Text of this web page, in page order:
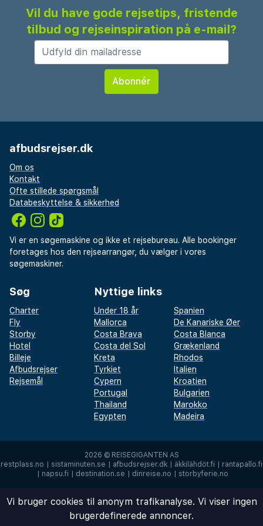
Det er nemt at holde træningen i gang med både
indendørs og udendørs fitnessmuligheder. I
hotellets spa kan du slappe af, f.eks. ved at prøve
hammam. De forskellige spabehandlinger henter
inspiration fra Marokko og dufter af arganolie og
Vil du have gode rejsetips, fristende
tilbud og rejseinspiration på e-mail?
afbudsrejser.dk
Om os
Kontakt
Ofte stillede spørgsmål
Databeskyttelse & sikkerhed
Vi er en søgemaskine og ikke et rejsebureau. Alle bookinger
foretages hos den rejsearrangør, du vælger i vores
søgemaskiner.
Søg
Charter
Fly
Storby
Hotel
Billeje
Afbudsrejser
Rejsemål
Nyttige links
Under 18 år
Spanien
Mallorca
De Kanariske Øer
Costa Brava
Costa Blanca
Costa del Sol
Grækenland
Kreta
Rhodos
Tyrkiet
Italien
Cypern
Kroatien
Portugal
Bulgarien
Thailand
Marokko
Egypten
Madeira
2026 © REISEGIGANTEN AS
restplass.no
sistaminuten.se afbudsrejser.dk äkkilähdöt.fi
rantapallo.fi
napsu.fi destination.se dinreise.no storbyferie.no
Vi bruger cookies til anonym trafikanalyse. Vi viser ingen
brugerdefinerede annoncer.